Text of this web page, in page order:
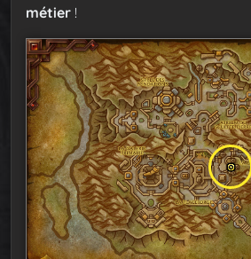
métier !